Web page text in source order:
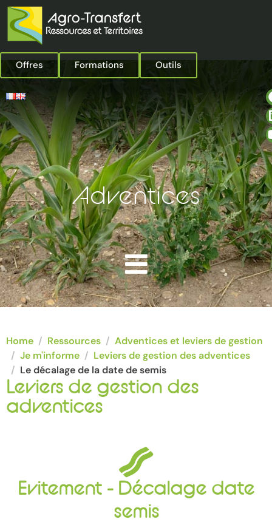
Offres Formations Outils
Adventices
Home Ressources
Adventices et leviers de gestion
Je m'informe
Leviers de gestion des adventices
Le décalage de la date de semis
Leviers de gestion des
adventices
Evitement - Décalage date
semis